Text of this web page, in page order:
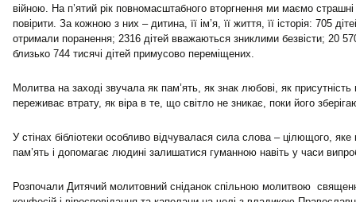
війною. На п’ятий рік повномасштабного вторгнення ми маємо
повірити. За кожною з них – дитина, її ім’я, її життя, її історія: 705
отримали поранення; 2316 дітей вважаються зниклими безвісти; 20
близько 744 тисячі дітей примусово переміщених.
Молитва на заході звучала як пам’ять, як знак любові, як присутність
переживає втрату, як віра в те, що світло не зникає, поки його
У стінах бібліотеки особливо відчувалася сила слова – цілющого, яке
пам’ять і допомагає людині залишатися гуманною навіть у часи
Розпочали Дитячий молитовний сніданок спільною молитвою